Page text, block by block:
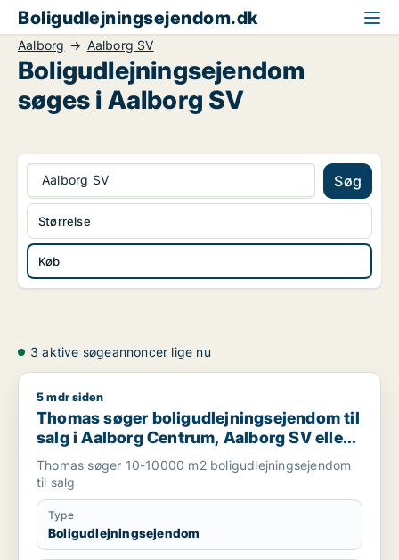
Boligudlejningsejendom.dk
Aalborg Aalborg SV
Boligudlejningsejendom
søges i Aalborg SV
Aalborg SV Søg
Køb
Størrelse
3 aktive søgeannoncer lige nu
Thomas søger boligudlejningsejendom til salg i Aalborg
5 mdr siden
Thomas søger boligudlejningsejendom til
salg i Aalborg Centrum, Aalborg SV eller
Svenstrup J m.fl.
Thomas søger 10-10000 m2 boligudlejningsejendom
til salg
Type
Boligudlejningsejendom